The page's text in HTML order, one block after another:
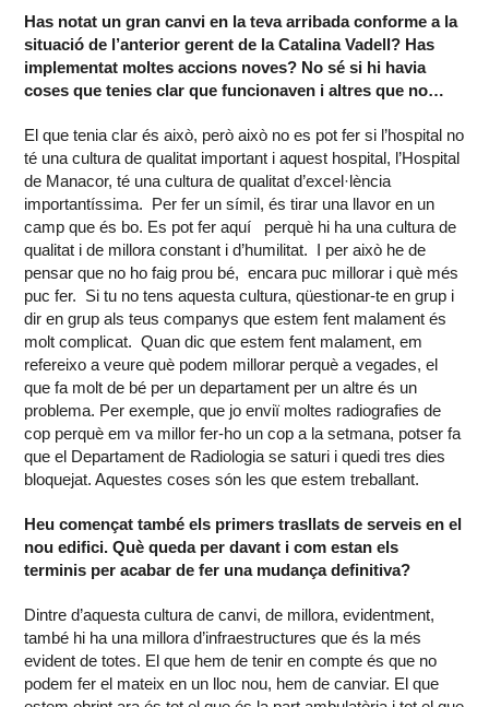
Has notat un gran canvi en la teva arribada conforme a la
situació de l’anterior gerent de la Catalina Vadell? Has
implementat moltes accions noves? No sé si hi havia
coses que tenies clar que funcionaven i altres que no…
El que tenia clar és això, però això no es pot fer si l’hospital no
té una cultura de qualitat important i aquest hospital, l’Hospital
de Manacor, té una cultura de qualitat d’excel·lència
importantíssima. Per fer un símil, és tirar una llavor en un
camp que és bo. Es pot fer aquí perquè hi ha una cultura de
qualitat i de millora constant i d’humilitat. I per això he de
pensar que no ho faig prou bé, encara puc millorar i què més
puc fer. Si tu no tens aquesta cultura, qüestionar-te en grup i
dir en grup als teus companys que estem fent malament és
molt complicat. Quan dic que estem fent malament, em
refereixo a veure què podem millorar perquè a vegades, el
que fa molt de bé per un departament per un altre és un
problema. Per exemple, que jo enviï moltes radiografies de
cop perquè em va millor fer-ho un cop a la setmana, potser fa
que el Departament de Radiologia se saturi i quedi tres dies
bloquejat. Aquestes coses són les que estem treballant.
Heu començat també els primers trasllats de serveis en el
nou edifici. Què queda per davant i com estan els
terminis per acabar de fer una mudança definitiva?
Dintre d’aquesta cultura de canvi, de millora, evidentment,
també hi ha una millora d’infraestructures que és la més
evident de totes. El que hem de tenir en compte és que no
podem fer el mateix en un lloc nou, hem de canviar. El que